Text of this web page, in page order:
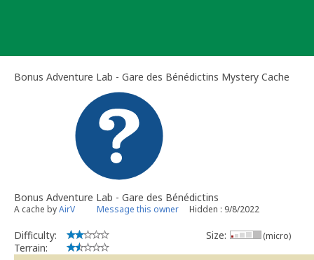
Bonus Adventure Lab - Gare des Bénédictins Mystery Cache
Bonus Adventure Lab - Gare des Bénédictins
A cache byAirV Message this owner Hidden : 9/8/2022
Difficulty:
Terrain:
Size: (micro)